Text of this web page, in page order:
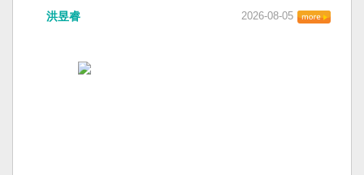
洪昱睿 2026-08-05